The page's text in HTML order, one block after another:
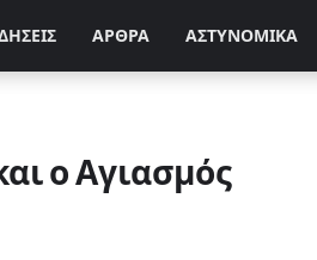
ΑΡΘΡΑ ΑΣΤΥΝΟΜΙΚΑ
ο Αγιασμός